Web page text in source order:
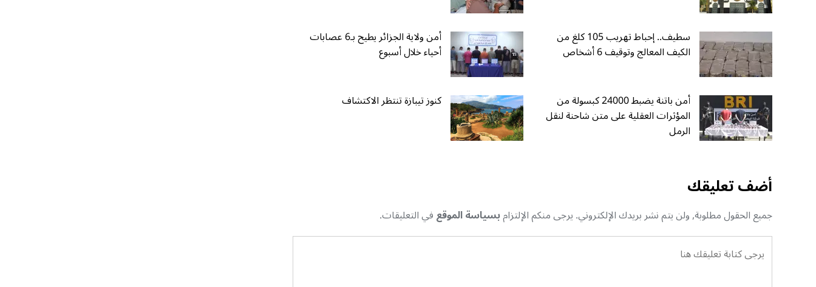
سطيف.. إحباط تهريب 105 كلغ من
الكيف المعالج وتوقيف 6 أشخاص
أمن ولاية الجزائر يطيح بـ6 عصابات
أحياء خلال أسبوع
أمن باتنة يضبط 24000 كبسولة من
المؤثرات العقلية على متن شاحنة لنقل
الرمل
كنوز تيبازة تنتظر الاكتشاف
أضف تعليقك
جميع الحقول مطلوبة, ولن يتم نشر بريدك الإلكتروني. يرجى منكم الإلتزامبسياسة الموقعفي التعليقات.